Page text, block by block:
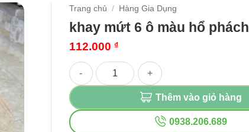
Trang chủ / Hàng Gia Dụng
khay mứt 6 ô màu hổ phách
112.000 ₫
khay mứt 6 ô màu hổ phách số lượng
Thêm vào giỏ hàng
0938.206.689